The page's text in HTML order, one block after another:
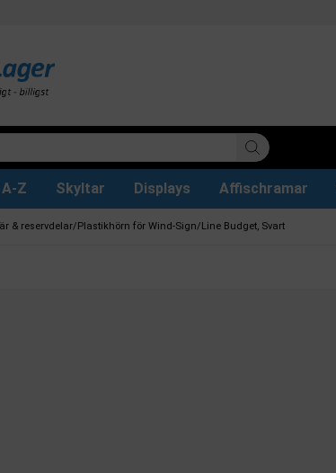
Z Skyltar Displays Affischramar
& reservdelar/Plastikhörn för Wind-Sign/Line Budget, Svart